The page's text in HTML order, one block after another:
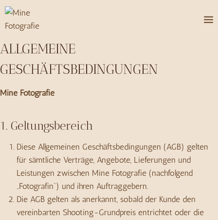
Zum
springen
ALLGEMEINE
GESCHÄFTSBEDINGUNGEN
Mine Fotografie
1. Geltungsbereich
Diese Allgemeinen Geschäftsbedingungen (AGB) gelten
für sämtliche Verträge, Angebote, Lieferungen und
Leistungen zwischen Mine Fotografie (nachfolgend
„Fotografin“) und ihren Auftraggebern.
Die AGB gelten als anerkannt, sobald der Kunde den
vereinbarten Shooting-Grundpreis entrichtet oder die